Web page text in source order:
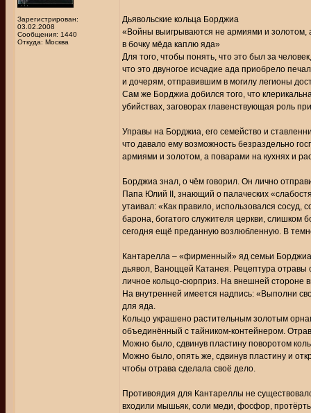
Зарегистрирован:
03.02.2008
Сообщения: 1440
Откуда: Москва
Дьявольские кольца Борджиа
«Войны выигрываются не армиями и золотом,
в бочку мёда каплю яда»
Для того, чтобы понять, что это был за
что это двуногое исчадие ада приобрело
и дочерям, отправившим в могилу легионы
Сам же Борджиа добился того, что
убийствах, заговорах главенствующая роль
Управы на Борджиа, его семейство и
что давало ему возможность безраздельно
армиями и золотом, а поварами на кухнях и
Борджиа знал, о чём говорил. Он лично
Папа Юлий II, знающий о палаческих
утаивал: «Как правило, использовался сосуд,
барона, богатого служителя церкви, слишком
сегодня ещё преданную возлюбленную. В
Кантарелла – «фирменный» яд семьи
дьявол, Ваноццей Катанея. Рецептура отравы
личное кольцо-сюрприз. На внешней стороне
На внутренней имеется надпись: «Выполни
для яда.
Кольцо украшено растительным золотым
объединённый с тайником-контейнером.
Можно было, сдвинув пластину поворотом
Можно было, опять же, сдвинув пластину и
чтобы отрава сделала своё дело.
Противоядия для Кантареллы не
входили мышьяк, соли меди, фосфор,